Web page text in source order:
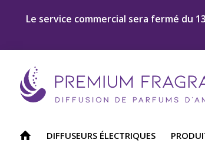
Le service commercial sera fermé du
DIFFUSEURS ÉLECTRIQUES